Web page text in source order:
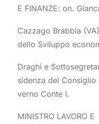
E FINANZE: on.
Cazzago Brabbia
dello Sviluppo
Draghi e
sidenza del
verno Conte I.
MINISTRO LAVORO E